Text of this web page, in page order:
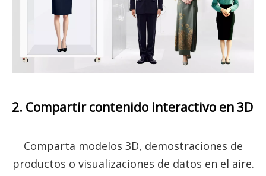
2. Compartir contenido interactivo en 3D
Comparta modelos 3D, demostraciones de
productos o visualizaciones de datos en el aire.